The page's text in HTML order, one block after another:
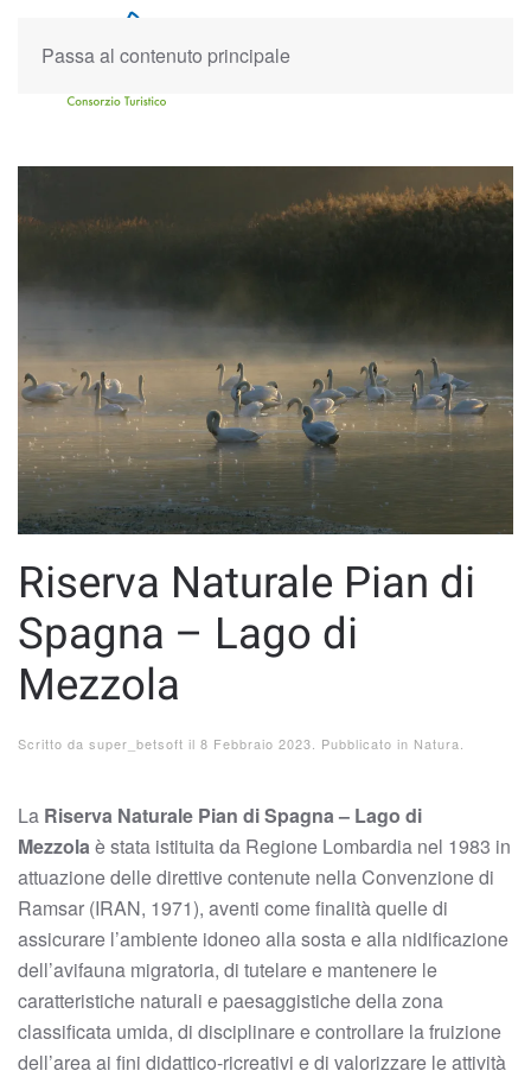
Passa al contenuto principale
Riserva Naturale Pian di
Spagna – Lago di
Mezzola
Scritto da super_betsoft il 8 Febbraio 2023 . Pubblicato in Natura
La Riserva Naturale Pian di Spagna – Lago di
Mezzolaè stata istituita da Regione Lombardia nel 1983 in
attuazione delle direttive contenute nella Convenzione di
Ramsar (IRAN, 1971), aventi come finalità quelle di
assicurare l’ambiente idoneo alla sosta e alla nidificazione
dell’avifauna migratoria, di tutelare e mantenere le
caratteristiche naturali e paesaggistiche della zona
classificata umida, di disciplinare e controllare la fruizione
dell’area ai fini didattico-ricreativi e di valorizzare le attività